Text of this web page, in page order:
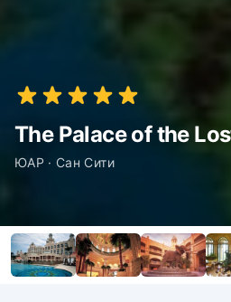
The Palace of the
ЮАР · Сан Сити